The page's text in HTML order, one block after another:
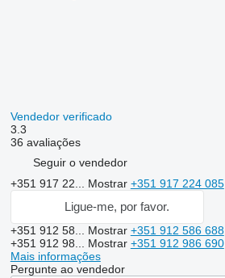
Vendedor verificado
3.3
36 avaliações
Seguir o vendedor
+351 917 22... Mostrar +351 917 224 085
Ligue-me, por favor.
+351 912 58... Mostrar +351 912 586 688
+351 912 98... Mostrar +351 912 986 690
Mais informações
Pergunte ao vendedor